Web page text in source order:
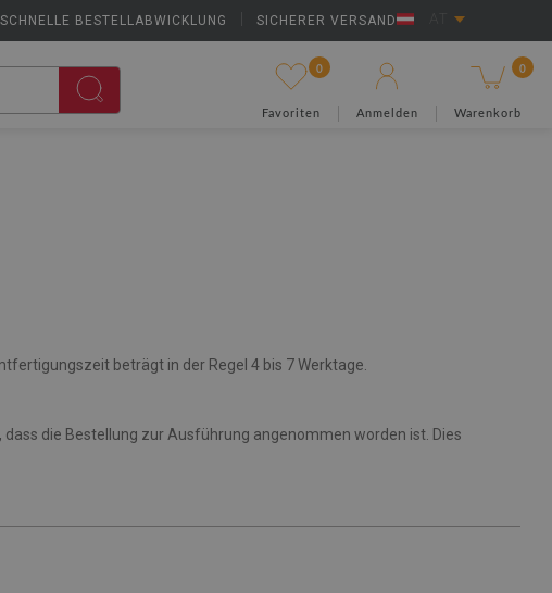
SCHNELLE BESTELLABWICKLUNG SICHERER VERSAND
0
Favoriten Anmelden
0
Warenkorb
beträgt in der Regel 4 bis 7 Werktage.
die Bestellung zur Ausführung angenommen worden ist. Dies